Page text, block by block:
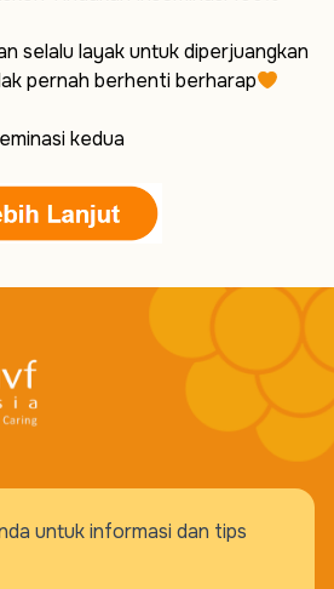
selalu layak untuk diperjuangkan
pernah berhenti berharap
kedua
untuk informasi dan tips